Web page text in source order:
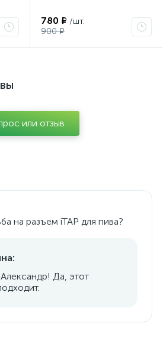
780 ₽ /шт.
900 ₽
или отзыв
на разъем iTAP для пива?
Да, этот